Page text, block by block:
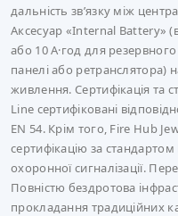
дальність зв’язку між
Аксесуар «Internal Battery»
або 10 А·год для
панелі або ретранслятора)
живлення. Сертифікація та
Line сертифіковані
EN 54. Крім того, Fire Hub
сертифікацію за
охоронної сигналізації.
Повністю бездротова
прокладання традиційних